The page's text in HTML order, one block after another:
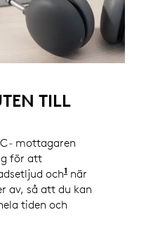
TILL
- mottagaren
för att
och1 datorljud
när
av, så att du kan
tiden och